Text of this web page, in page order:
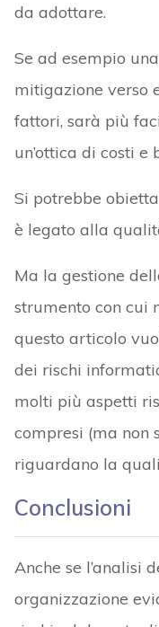
da adottare.
Se ad esempio
mitigazione verso
fattori, sarà più
un’ottica di costi e
Si potrebbe
è legato alla
Ma la gestione
strumento con cui
questo articolo
dei rischi
molti più aspetti
compresi (ma non
riguardano la
Conclusioni
Anche se l’analisi
organizzazione